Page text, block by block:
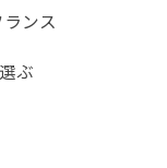
ランス
ぶ